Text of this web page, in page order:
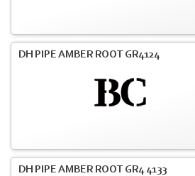
DH PIPE AMBER ROOT GR4124
DH PIPE AMBER ROOT GR4 4133